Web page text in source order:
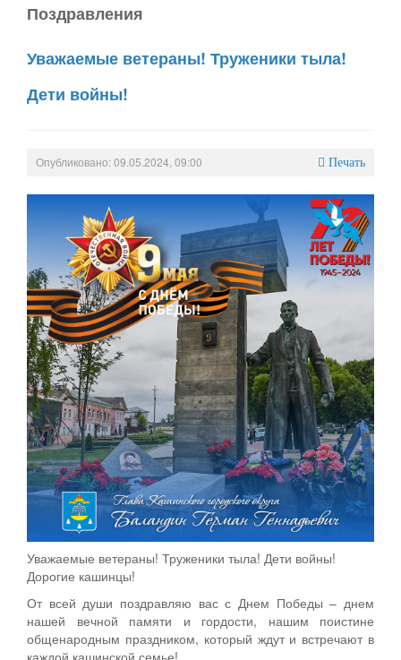
Поздравления
Уважаемые ветераны! Труженики тыла!
Дети войны!
Опубликовано: 09.05.2024, 09:00 Печать
Уважаемые ветераны! Труженики тыла! Дети войны!
Дорогие кашинцы!
От всей души поздравляю вас с Днем Победы – днем
нашей вечной памяти и гордости, нашим поистине
общенародным праздником, который ждут и встречают в
каждой кашинской семье!